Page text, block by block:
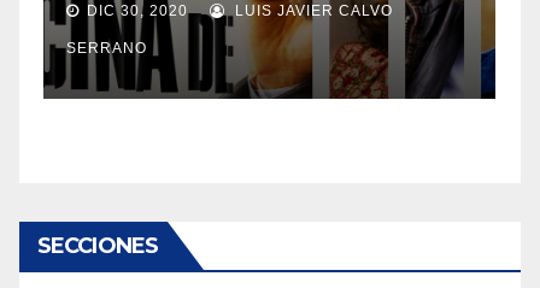
DIC 30, 2020 LUIS JAVIER CALVO
SERRANO
SECCIONES